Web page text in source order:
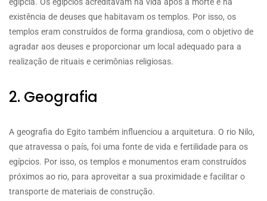
existência de deuses que habitavam os templos. Por isso, os
templos eram construídos de forma grandiosa, com o objetivo de
agradar aos deuses e proporcionar um local adequado para a
realização de rituais e cerimônias religiosas.
2. Geografia
A geografia do Egito também influenciou a arquitetura. O rio Nilo,
que atravessa o país, foi uma fonte de vida e fertilidade para os
egípcios. Por isso, os templos e monumentos eram construídos
próximos ao rio, para aproveitar a sua proximidade e facilitar o
transporte de materiais de construção.